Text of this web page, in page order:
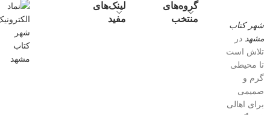
شهر کتاب
مشهد در
تلاش است
تا محیطی
گرم و
صمیمی
برای اهالی
گروه‌های
منتخب
لینک‌های
مفید